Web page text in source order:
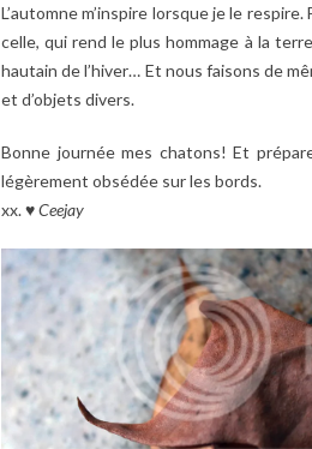
L’automne m’inspire lorsque je le
celle, qui rend le plus hommage à la
hautain de l’hiver… Et nous faisons de
et d’objets divers.
Bonne journée mes chatons! Et
légèrement obsédée sur les bords.
xx. ♥Ceejay